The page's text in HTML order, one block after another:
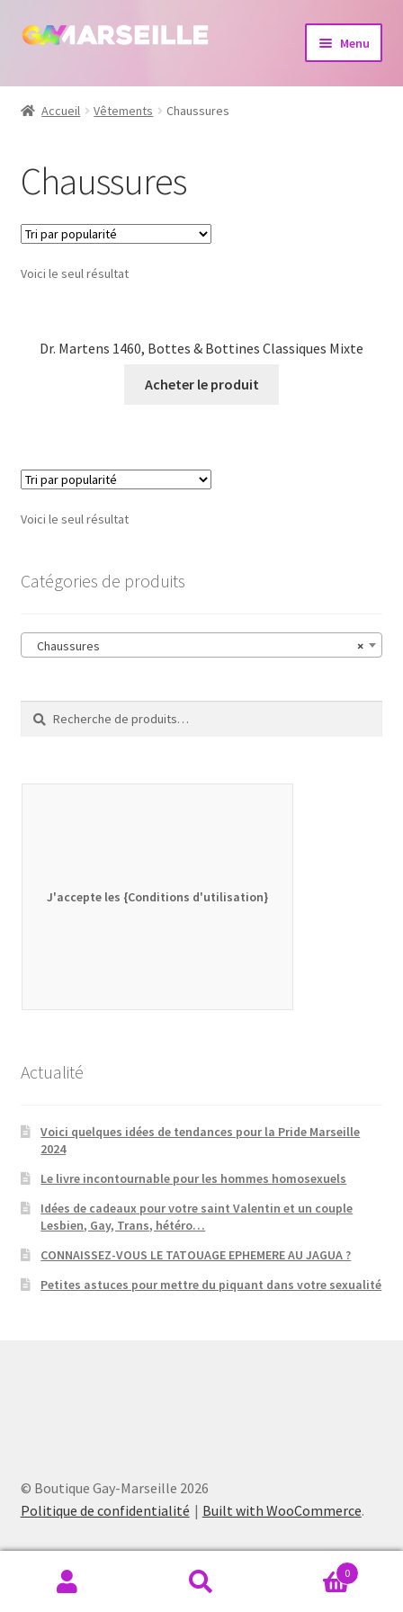
Aller
navigation
Aller
Menu
Boutique
Calendrier
Dvd
Livres
Accueil Vêtements Chaussures
Chaussures
Voici le seul résultat
Dr. Martens 1460, Bottes & Bottines Classiques Mixte
Acheter le produit
Voici le seul résultat
Catégories de produits
×
Chaussures
Recherche
pour :
Recherche
J'accepte les {Conditions d'utilisation}
Actualité
Voici quelques idées de tendances pour la Pride Marseille
2024
Le livre incontournable pour les hommes homosexuels
Idées de cadeaux pour votre saint Valentin et un couple
Lesbien, Gay, Trans, hétéro…
CONNAISSEZ-VOUS LE TATOUAGE EPHEMERE AU JAGUA ?
Petites astuces pour mettre du piquant dans votre sexualité
© Boutique Gay-Marseille 2026
Politique de confidentialité
Built with WooCommerce.
Recherche
Recherche
0